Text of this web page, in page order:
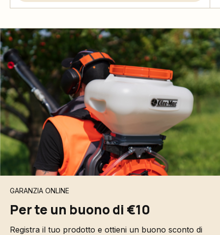
GARANZIA ONLINE
Per te un buono di €10
Registra il tuo prodotto e ottieni un buono sconto di